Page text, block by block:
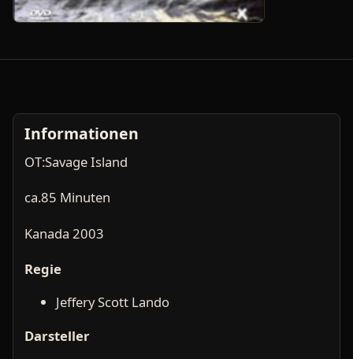
Informationen
OT:Savage Island
ca.85 Minuten
Kanada 2003
Regie
Jeffery Scott Lando
Darsteller